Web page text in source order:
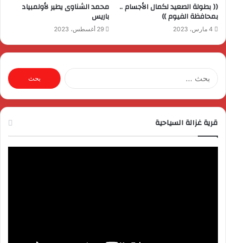
(( بطولة الصعيد لكمال الأجسام ..
بمحافظة الفيوم ))
4 مارس، 2023
محمد الشناوى يطير لأولمبياد
باريس
29 أغسطس، 2023
البحث
عن:
قرية غزالة السياحية